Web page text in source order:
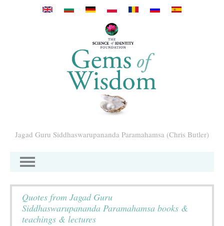
Перейти к основному содержанию
Jagad Guru Siddhaswarupananda Paramahamsa (Chris Butler)
Quotes from Jagad Guru
Siddhaswarupananda Paramahamsa books &
teachings & lectures